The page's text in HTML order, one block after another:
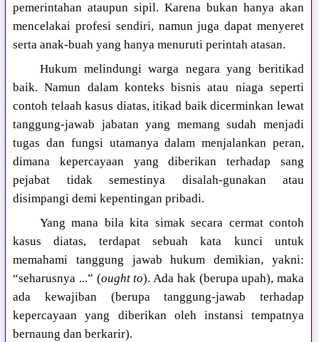
pemerintahan ataupun sipil. Karena bukan hanya akan
mencelakai profesi sendiri, namun juga dapat menyeret
serta anak-buah yang hanya menuruti perintah atasan.
Hukum melindungi warga negara yang beritikad
baik. Namun dalam konteks bisnis atau niaga seperti
contoh telaah kasus diatas, itikad baik dicerminkan lewat
tanggung-jawab jabatan yang memang sudah menjadi
tugas dan fungsi utamanya dalam menjalankan peran,
dimana kepercayaan yang diberikan terhadap sang
pejabat tidak semestinya disalah-gunakan atau
disimpangi demi kepentingan pribadi.
Yang mana bila kita simak secara cermat contoh
kasus diatas, terdapat sebuah kata kunci untuk
memahami tanggung jawab hukum demikian, yakni:
“seharusnya ...” (ought to). Ada hak (berupa upah), maka
ada kewajiban (berupa tanggung-jawab terhadap
kepercayaan yang diberikan oleh instansi tempatnya
bernaung dan berkarir).